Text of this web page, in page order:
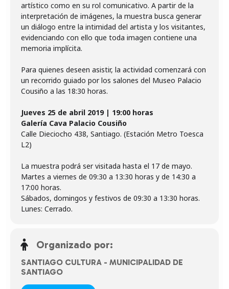
artístico como en su rol comunicativo. A partir de la
interpretación de imágenes, la muestra busca generar
un diálogo entre la intimidad del artista y los visitantes,
evidenciando con ello que toda imagen contiene una
memoria implícita.
Para quienes deseen asistir, la actividad comenzará con
un recorrido guiado por los salones del Museo Palacio
Cousiño a las 18:30 horas.
Jueves 25 de abril 2019 | 19:00 horas
Galería Cava Palacio Cousiño
Calle Dieciocho 438, Santiago. (Estación Metro Toesca
L2)
La muestra podrá ser visitada hasta el 17 de mayo.
Martes a viernes de 09:30 a 13:30 horas y de 14:30 a
17:00 horas.
Sábados, domingos y festivos de 09:30 a 13:30 horas.
Lunes: Cerrado.
Organizado por:
SANTIAGO CULTURA - MUNICIPALIDAD DE
SANTIAGO